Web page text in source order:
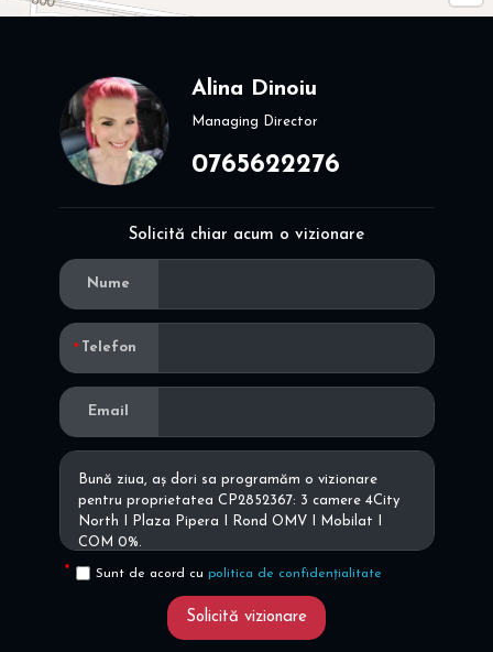
Alina Dinoiu
Managing Director
0765622276
Solicită chiar acum o vizionare
Nume
Telefon
Email
Sunt de acord cu politica de confidențialitate
Solicită vizionare